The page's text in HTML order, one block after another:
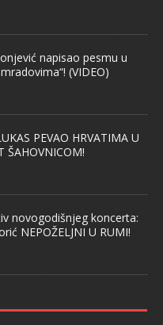
napisao pesmu u
(VIDEO)
PEVAO HRVATIMA U
ŠAHOVNICOM!
novogodišnjeg koncerta:
NEPOŽELJNI U RUMI!